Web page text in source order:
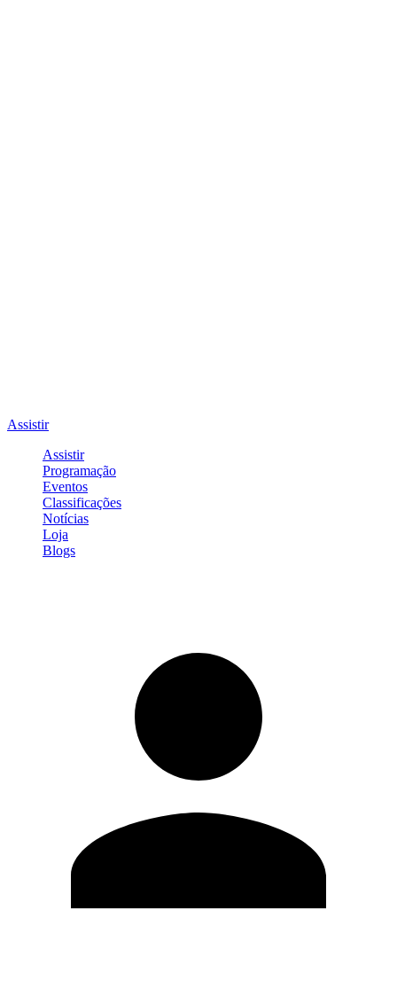
Assistir
Assistir
Programação
Eventos
Classificações
Notícias
Loja
Blogs